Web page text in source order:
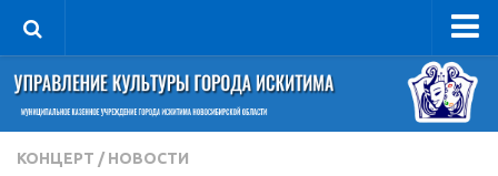
Управление
Руководитель
Сведения об организации
КОНЦЕРТ / НОВОСТИ